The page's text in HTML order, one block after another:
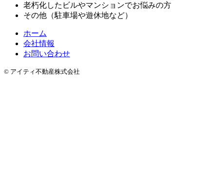
老朽化したビルやマンションでお悩みの方
その他（駐車場や遊休地など）
ホーム
会社情報
お問い合わせ
© アイティ不動産株式会社